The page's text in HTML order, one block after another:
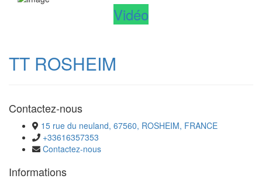
Vidéo
TT ROSHEIM
Contactez-nous
15 rue du neuland, 67560, ROSHEIM, FRANCE
+33616357353
Contactez-nous
Informations